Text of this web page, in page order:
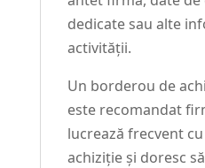
dedicate sau alte
activității.
Un borderou de
este recomandat
lucrează frecvent
achiziție și doresc